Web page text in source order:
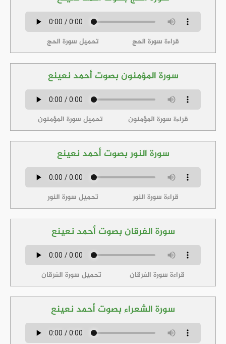
قراءة سورة الحج تحميل سورة الحج
سورة المؤمنون بصوت أحمد نعينع
قراءة سورة المؤمنون تحميل سورة المؤمنون
سورة النور بصوت أحمد نعينع
قراءة سورة النور تحميل سورة النور
سورة الفرقان بصوت أحمد نعينع
قراءة سورة الفرقان تحميل سورة الفرقان
سورة الشعراء بصوت أحمد نعينع